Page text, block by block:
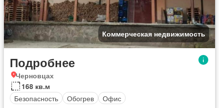
Коммерческая недвижимость
Подробнее
Черновцах
168 кв.м
Безопасность
Обогрев Офис